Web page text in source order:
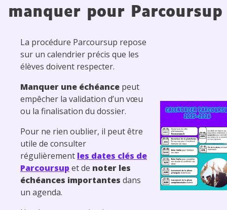
manquer pour Parcoursup
La procédure Parcoursup repose
sur un calendrier précis que les
élèves doivent respecter.
Manquer une échéance peut
empêcher la validation d’un vœu
ou la finalisation du dossier.
Pour ne rien oublier, il peut être
utile de consulter
régulièrement les dates clés de
Parcoursup et de noter les
échéances importantes dans
un agenda.